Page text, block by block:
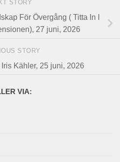
STORY
För Övergång ( Titta In I
27 juni, 2026
STORY
Kähler, 25 juni, 2026
VIA: